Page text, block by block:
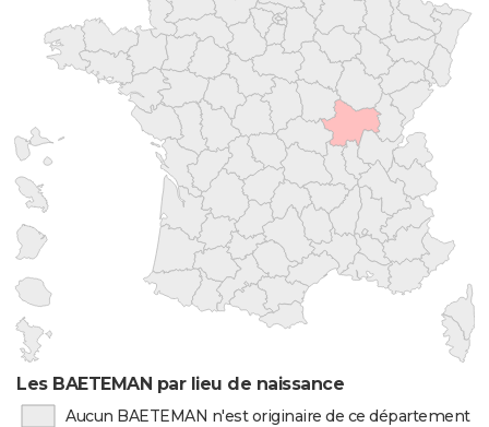
Les BAETEMAN par lieu de naissance
Aucun BAETEMAN n'est originaire de ce département